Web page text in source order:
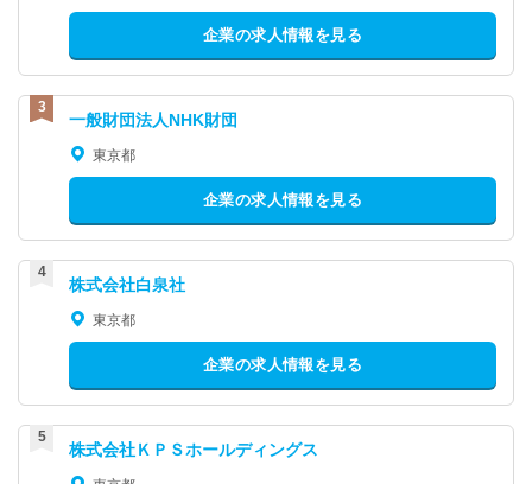
企業の求人情報を見る
一般財団法人NHK財団
東京都
企業の求人情報を見る
株式会社白泉社
東京都
企業の求人情報を見る
株式会社ＫＰＳホールディングス